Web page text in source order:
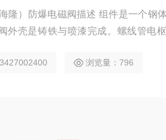
隆）防爆电磁阀描述 组件是一个钢
外壳是铸铁与喷漆完成。螺线管电
环境温度范围[°C ]：25…+ 50
浏览量：796